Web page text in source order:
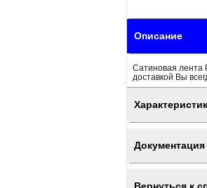
Описание
Сатиновая лента
доставкой Вы